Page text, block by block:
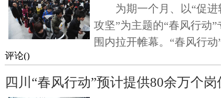
为期一个月、以“促进
攻坚”为主题的“春风行动
围内拉开帷幕。“春风行
评论()
四川“春风行动”预计提供80余万个岗